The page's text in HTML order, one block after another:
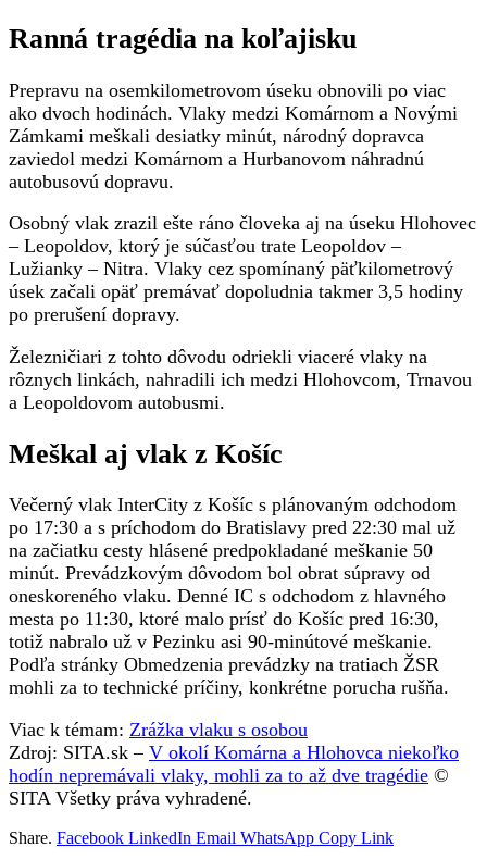
Ranná tragédia na koľajisku
Prepravu na osemkilometrovom úseku obnovili po viac
ako dvoch hodinách. Vlaky medzi Komárnom a Novými
Zámkami meškali desiatky minút, národný dopravca
zaviedol medzi Komárnom a Hurbanovom náhradnú
autobusovú dopravu.
Osobný vlak zrazil ešte ráno človeka aj na úseku Hlohovec
– Leopoldov, ktorý je súčasťou trate Leopoldov –
Lužianky – Nitra. Vlaky cez spomínaný päťkilometrový
úsek začali opäť premávať dopoludnia takmer 3,5 hodiny
po prerušení dopravy.
Železničiari z tohto dôvodu odriekli viaceré vlaky na
rôznych linkách, nahradili ich medzi Hlohovcom, Trnavou
a Leopoldovom autobusmi.
Meškal aj vlak z Košíc
Večerný vlak InterCity z Košíc s plánovaným odchodom
po 17:30 a s príchodom do Bratislavy pred 22:30 mal už
na začiatku cesty hlásené predpokladané meškanie 50
minút. Prevádzkovým dôvodom bol obrat súpravy od
oneskoreného vlaku. Denné IC s odchodom z hlavného
mesta po 11:30, ktoré malo prísť do Košíc pred 16:30,
totiž nabralo už v Pezinku asi 90-minútové meškanie.
Podľa stránky Obmedzenia prevádzky na tratiach ŽSR
mohli za to technické príčiny, konkrétne porucha rušňa.
Viac k témam: Zrážka vlaku s osobou
Zdroj: SITA.sk – V okolí Komárna a Hlohovca niekoľko
hodín nepremávali vlaky, mohli za to až dve tragédie ©
SITA Všetky práva vyhradené.
Share. Facebook LinkedIn Email WhatsApp Copy Link